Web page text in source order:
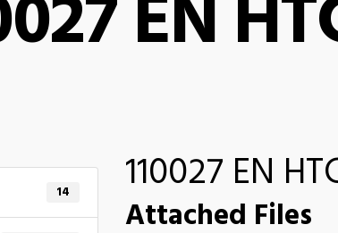
EN
14 110027 EN
Attached Files